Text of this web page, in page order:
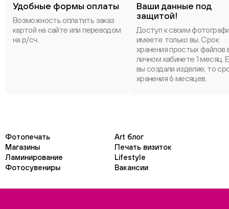
Удобные формы оплаты
Возможность оплатить заказ
картой на сайте или переводом
на р/сч.
Ваши данные под
защитой!
Доступ к своим
имеете только вы. Срок
хранения простых файлов
личном кабинете 1 месяц.
вы создали изделие, то
хранения 6 месяцев.
Фотопечать
Art блог
Магазины
Печать визиток
Ламинирование
Lifestyle
Фотосувениры
Вакансии